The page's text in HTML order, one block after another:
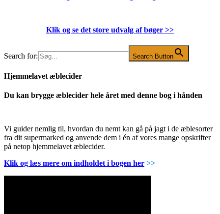
Klik og se det store udvalg af bøger >>
Search for: Search Button
Hjemmelavet æblecider
Du kan brygge æblecider hele året med denne bog i hånden
Vi guider nemlig til, hvordan du nemt kan gå på jagt i de æblesorter
fra dit supermarked og anvende dem i én af vores mange opskrifter
på netop hjemmelavet æblecider.
Klik og læs mere om indholdet i bogen her >>